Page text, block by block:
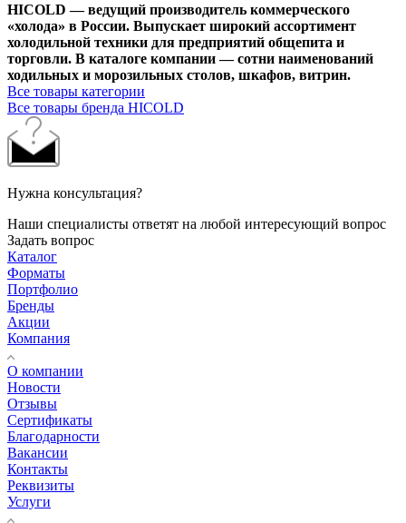
HICOLD — ведущий производитель коммерческого
«холода» в России. Выпускает широкий ассортимент
холодильной техники для предприятий общепита и
торговли. В каталоге компании — сотни наименований
ходильных и морозильных столов, шкафов, витрин.
Все товары категории
Все товары бренда HICOLD
Нужна консультация?
Наши специалисты ответят на любой интересующий вопрос
Задать вопрос
Каталог
Форматы
Портфолио
Бренды
Акции
Компания
О компании
Новости
Отзывы
Сертификаты
Благодарности
Вакансии
Контакты
Реквизиты
Услуги